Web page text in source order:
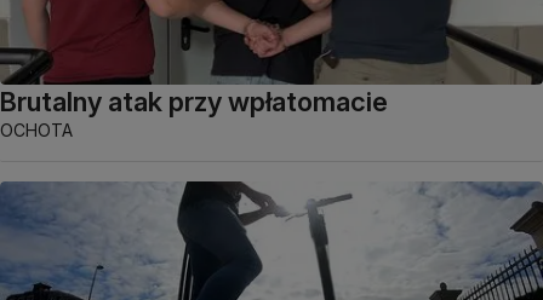
Brutalny atak przy wpłatomacie
OCHOTA